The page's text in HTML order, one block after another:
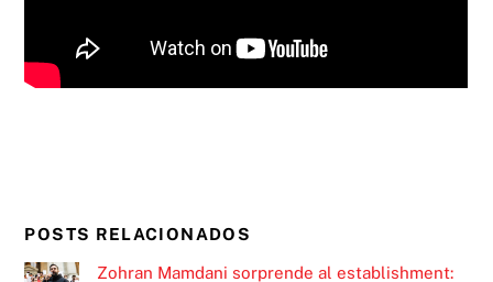
POSTS RELACIONADOS
Zohran Mamdani sorprende al establishment: